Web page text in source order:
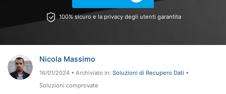
Visualizza Tutte Le App
Trasferimento Dati
Riparazione Telefono
Protezione Telefono
100% sicuro e la privacy degli utenti garantita
Nicola Massimo
16/01/2024 • Archiviato in: Soluzioni di Recupero Dati •
Soluzioni comprovate